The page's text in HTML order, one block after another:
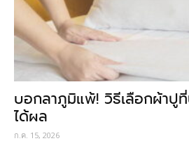
บอกลาภูมิแพ้! วิธีเลือกผ้าปู
ได้ผล
ก.ค. 15, 2026